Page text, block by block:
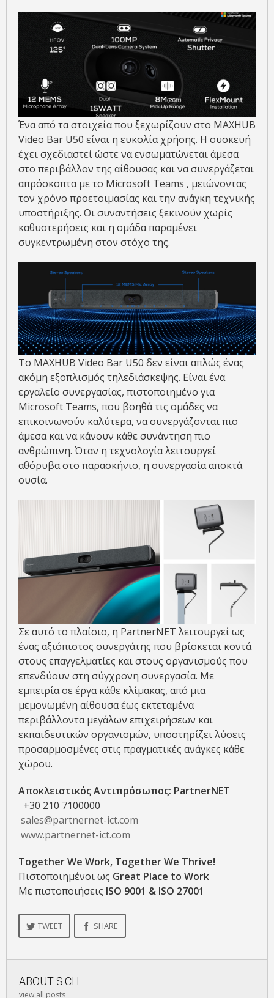
Ένα από τα στοιχεία που ξεχωρίζουν στο MAXHUB
Video Bar U50 είναι η ευκολία χρήσης. Η συσκευή
έχει σχεδιαστεί ώστε να ενσωματώνεται άμεσα
στο περιβάλλον της αίθουσας και να συνεργάζεται
απρόσκοπτα με το Microsoft Teams , μειώνοντας
τον χρόνο προετοιμασίας και την ανάγκη τεχνικής
υποστήριξης. Οι συναντήσεις ξεκινούν χωρίς
καθυστερήσεις και η ομάδα παραμένει
συγκεντρωμένη στον στόχο της.
Το MAXHUB Video Bar U50 δεν είναι απλώς ένας
ακόμη εξοπλισμός τηλεδιάσκεψης. Είναι ένα
εργαλείο συνεργασίας, πιστοποιημένο για
Microsoft Teams, που βοηθά τις ομάδες να
επικοινωνούν καλύτερα, να συνεργάζονται πιο
άμεσα και να κάνουν κάθε συνάντηση πιο
ανθρώπινη. Όταν η τεχνολογία λειτουργεί
αθόρυβα στο παρασκήνιο, η συνεργασία αποκτά
ουσία.
Σε αυτό το πλαίσιο, η PartnerNET λειτουργεί ως
ένας αξιόπιστος συνεργάτης που βρίσκεται κοντά
στους επαγγελματίες και στους οργανισμούς που
επενδύουν στη σύγχρονη συνεργασία. Με
εμπειρία σε έργα κάθε κλίμακας, από μια
μεμονωμένη αίθουσα έως εκτεταμένα
περιβάλλοντα μεγάλων επιχειρήσεων και
εκπαιδευτικών οργανισμών, υποστηρίζει λύσεις
προσαρμοσμένες στις πραγματικές ανάγκες κάθε
χώρου.
Αποκλειστικός Αντιπρόσωπος: PartnerNET
+30 210 7100000
sales@partnernet-ict.com
www.partnernet-ict.com
Together We Work, Together We Thrive!
Πιστοποιημένοι ως Great Place to Work
Με πιστοποιήσεις ISO 9001 & ISO 27001
TWEET SHARE
ABOUT S.CH.
view all posts